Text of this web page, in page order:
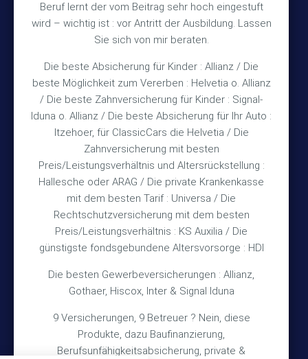
Beruf lernt der vom Beitrag sehr hoch eingestuft
wird – wichtig ist : vor Antritt der Ausbildung. Lassen
Sie sich von mir beraten.
Die beste Absicherung für Kinder : Allianz / Die
beste Möglichkeit zum Vererben : Helvetia o. Allianz
/ Die beste Zahnversicherung für Kinder : Signal-
Iduna o. Allianz / Die beste Absicherung für Ihr Auto :
Itzehoer, für ClassicCars die Helvetia / Die
Zahnversicherung mit besten
Preis/Leistungsverhältnis und Altersrückstellung :
Hallesche oder ARAG / Die private Krankenkasse
mit dem besten Tarif : Universa / Die
Rechtschutzversicherung mit dem besten
Preis/Leistungsverhältnis : KS Auxilia / Die
günstigste fondsgebundene Altersvorsorge : HDI
Die besten Gewerbeversicherungen : Allianz,
Gothaer, Hiscox, Inter & Signal Iduna
9 Versicherungen, 9 Betreuer ? Nein, diese
Produkte, dazu Baufinanzierung,
Berufsunfähigkeitsabsicherung, private &
Bürozeiten
Mo – Fr 10:15 – 12:00 Uhr
und nach Vereinbarung
Rechtliches
Impressum
Datenschutz
Erstinformation
Wichtiges
Über mich
Bedarfsermittlung